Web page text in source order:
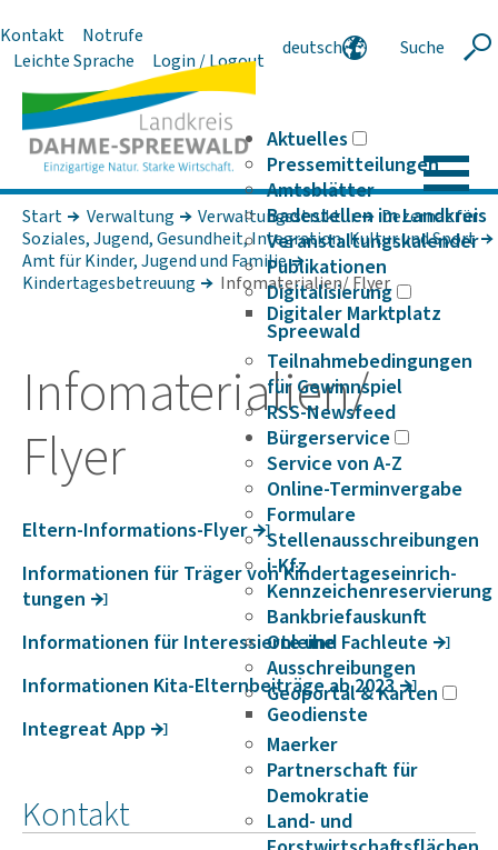
Kontakt
Notrufe
Leichte Sprache
Login / Logout
deutsch
Suche
Aktuelles
Pressemitteilungen
Amtsblätter
Badestellen im Landkreis
Veranstaltungskalender
Publikationen
Digitalisierung
Digitaler Marktplatz
Spreewald
Teilnahmebedingungen
für Gewinnspiel
RSS-Newsfeed
Bürgerservice
Service von A-Z
Online-Terminvergabe
Formulare
Stellenausschreibungen
i-Kfz
Kennzeichenreservierung
Bankbriefauskunft
Onleihe
Ausschreibungen
Geoportal & Karten
Geodienste
Maerker
Partnerschaft für
Demokratie
Land- und
Start Verwaltung Verwaltungsstruktur
Dezernat für
Soziales, Jugend, Gesundheit, Integration, Kultur und Sport
Amt für Kinder, Jugend und Familie
Kindertagesbetreuung
Infomaterialien/ Flyer
Info­ma­te­ri­a­lien/
Flyer
Eltern-Infor­ma­tions-Flyer
Infor­ma­ti­onen für Träger von Kinder­ta­ges­ein­rich­
tungen
Infor­ma­ti­onen für Inter­es­sierte und Fach­leute
Infor­ma­ti­onen Kita-Eltern­bei­träge ab 2023
Integ­reat App
Kontakt